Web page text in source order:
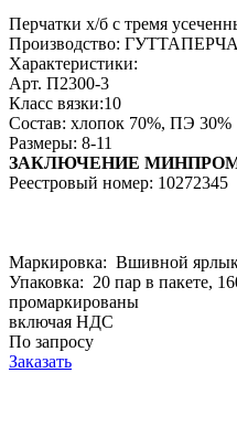
Перчатки х/б с тремя
Производство:
Характеристики:
Арт. П2300-3
Класс вязки:10
Состав: хлопок 70%, ПЭ 30%
Размеры: 8-11
ЗАКЛЮЧЕНИЕ
Реестровый номер: 10272345
Маркировка: Вшивной
Упаковка: 20 пар в пакете,
промаркированы
включая НДС
По запросу
Заказать